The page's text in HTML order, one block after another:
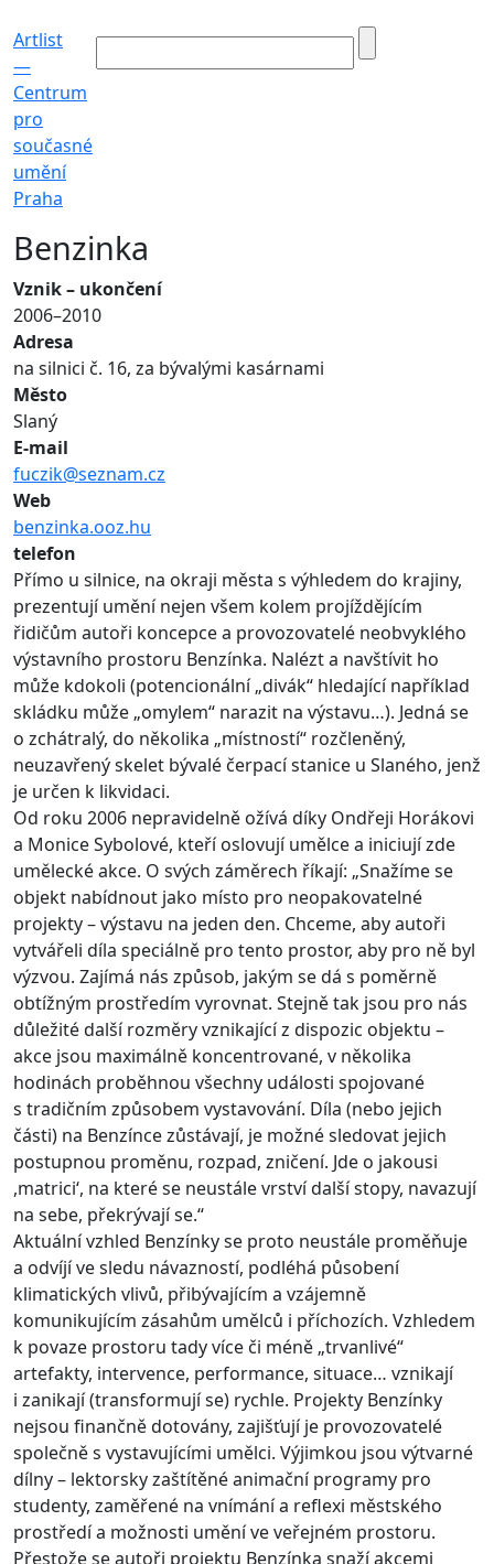
Artlist
—
Centrum
pro
současné
umění
Praha
Benzinka
Vznik – ukončení
2006–2010
Adresa
na silnici č. 16, za bývalými kasárnami
Město
Slaný
E-mail
fuczik@seznam.cz
Web
benzinka.ooz.hu
telefon
Přímo u silnice, na okraji města s výhledem do krajiny,
prezentují umění nejen všem kolem projíždějícím
řidičům autoři koncepce a provozovatelé neobvyklého
výstavního prostoru Benzínka. Nalézt a navštívit ho
může kdokoli (potencionální „divák“ hledající například
skládku může „omylem“ narazit na výstavu…). Jedná se
o zchátralý, do několika „místností“ rozčleněný,
neuzavřený skelet bývalé čerpací stanice u Slaného, jenž
je určen k likvidaci.
Od roku 2006 nepravidelně ožívá díky Ondřeji Horákovi
a Monice Sybolové, kteří oslovují umělce a iniciují zde
umělecké akce. O svých záměrech říkají: „Snažíme se
objekt nabídnout jako místo pro neopakovatelné
projekty – výstavu na jeden den. Chceme, aby autoři
vytvářeli díla speciálně pro tento prostor, aby pro ně byl
výzvou. Zajímá nás způsob, jakým se dá s poměrně
obtížným prostředím vyrovnat. Stejně tak jsou pro nás
důležité další rozměry vznikající z dispozic objektu –
akce jsou maximálně koncentrované, v několika
hodinách proběhnou všechny události spojované
s tradičním způsobem vystavování. Díla (nebo jejich
části) na Benzínce zůstávají, je možné sledovat jejich
postupnou proměnu, rozpad, zničení. Jde o jakousi
,matrici‘, na které se neustále vrství další stopy, navazují
na sebe, překrývají se.“
Aktuální vzhled Benzínky se proto neustále proměňuje
a odvíjí ve sledu návazností, podléhá působení
klimatických vlivů, přibývajícím a vzájemně
komunikujícím zásahům umělců i příchozích. Vzhledem
k povaze prostoru tady více či méně „trvanlivé“
artefakty, intervence, performance, situace… vznikají
i zanikají (transformují se) rychle. Projekty Benzínky
nejsou finančně dotovány, zajišťují je provozovatelé
společně s vystavujícími umělci. Výjimkou jsou výtvarné
dílny – lektorsky zaštítěné animační programy pro
studenty, zaměřené na vnímání a reflexi městského
prostředí a možnosti umění ve veřejném prostoru.
Přestože se autoři projektu Benzínka snaží akcemi